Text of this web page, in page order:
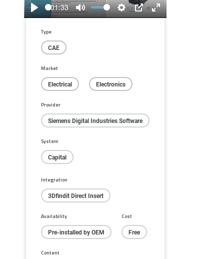
Play
01:33
Mute
Settings
PIP
Enter
Type
CAE
Market
Electrical Electronics
Provider
Siemens Digital Industries Software
System
Capital
Integration
3Dfindit Direct Insert
Availability
Pre-installed by OEM
Cost
Free
Content